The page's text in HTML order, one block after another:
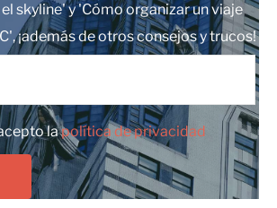
skyline' y 'Cómo organizar un viaje
¡además de otros consejos y trucos!
lapolítica de privacidad